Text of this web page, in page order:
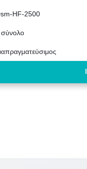
HF-2500
σύνολο